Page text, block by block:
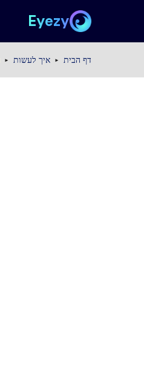
Eyezy
דף הבית איך לעשות